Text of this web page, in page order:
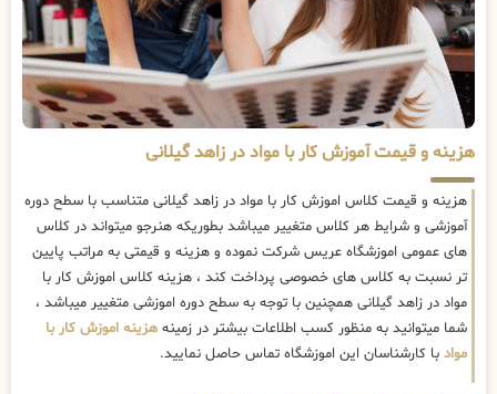
هزینه و قیمت آموزش کار با مواد در زاهد گیلانی
هزینه و قیمت کلاس اموزش کار با مواد در زاهد گیلانی متناسب با سطح دوره
آموزشی و شرایط هر کلاس متغییر میباشد بطوریکه هنرجو میتواند در کلاس
های عمومی اموزشگاه عریس شرکت نموده و هزینه و قیمتی به مراتب پایین
تر نسبت به کلاس های خصوصی پرداخت کند ، هزینه کلاس اموزش کار با
مواد در زاهد گیلانی همچنین با توجه به سطح دوره اموزشی متغییر میباشد ،
شما میتوانید به منظور کسب اطلاعات بیشتر در زمینه هزینه اموزش کار با
مواد با کارشناسان این اموزشگاه تماس حاصل نمایید.